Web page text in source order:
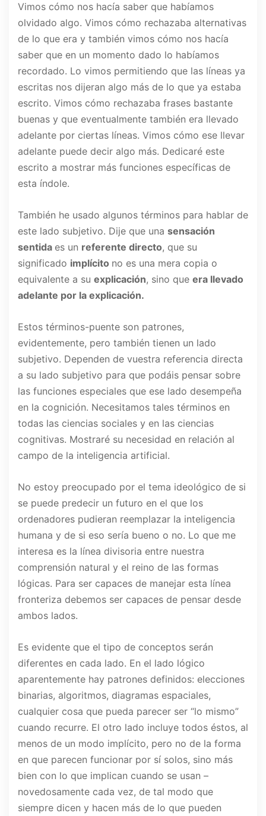
Vimos cómo nos hacía saber que habíamos
olvidado algo. Vimos cómo rechazaba alternativas
de lo que era y también vimos cómo nos hacía
saber que en un momento dado lo habíamos
recordado. Lo vimos permitiendo que las líneas ya
escritas nos dijeran algo más de lo que ya estaba
escrito. Vimos cómo rechazaba frases bastante
buenas y que eventualmente también era llevado
adelante por ciertas líneas. Vimos cómo ese llevar
adelante puede decir algo más. Dedicaré este
escrito a mostrar más funciones específicas de
esta índole.
También he usado algunos términos para hablar de
este lado subjetivo. Dije que una sensación
sentida es un referente directo, que su
significado implícito no es una mera copia o
equivalente a su explicación, sino que era llevado
adelante por la explicación.
Estos términos-puente son patrones,
evidentemente, pero también tienen un lado
subjetivo. Dependen de vuestra referencia directa
a su lado subjetivo para que podáis pensar sobre
las funciones especiales que ese lado desempeña
en la cognición. Necesitamos tales términos en
todas las ciencias sociales y en las ciencias
cognitivas. Mostraré su necesidad en relación al
campo de la inteligencia artificial.
No estoy preocupado por el tema ideológico de si
se puede predecir un futuro en el que los
ordenadores pudieran reemplazar la inteligencia
humana y de si eso sería bueno o no. Lo que me
interesa es la línea divisoria entre nuestra
comprensión natural y el reino de las formas
lógicas. Para ser capaces de manejar esta línea
fronteriza debemos ser capaces de pensar desde
ambos lados.
Es evidente que el tipo de conceptos serán
diferentes en cada lado. En el lado lógico
aparentemente hay patrones definidos: elecciones
binarias, algoritmos, diagramas espaciales,
cualquier cosa que pueda parecer ser “lo mismo”
cuando recurre. El otro lado incluye todos éstos, al
menos de un modo implícito, pero no de la forma
en que parecen funcionar por sí solos, sino más
bien con lo que implican cuando se usan –
novedosamente cada vez, de tal modo que
siempre dicen y hacen más de lo que pueden